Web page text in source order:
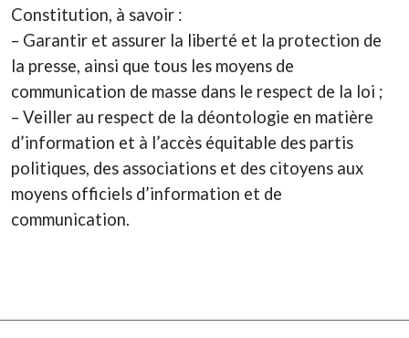
Constitution, à savoir :
– Garantir et assurer la liberté et la protection de
la presse, ainsi que tous les moyens de
communication de masse dans le respect de la loi ;
– Veiller au respect de la déontologie en matière
d’information et à l’accès équitable des partis
politiques, des associations et des citoyens aux
moyens officiels d’information et de
communication.